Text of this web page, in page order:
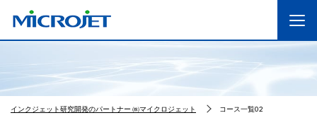
インクジェット研究開発のパートナー ㈱マイクロジェット コース一覧02